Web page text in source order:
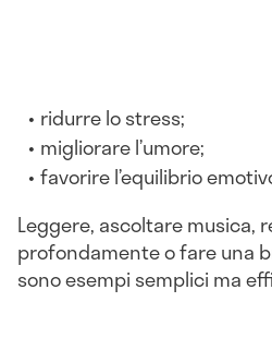
ridurre lo stress;
migliorare l’umore;
favorire l’equilibrio
Leggere, ascoltare musica,
profondamente o fare una
sono esempi semplici ma